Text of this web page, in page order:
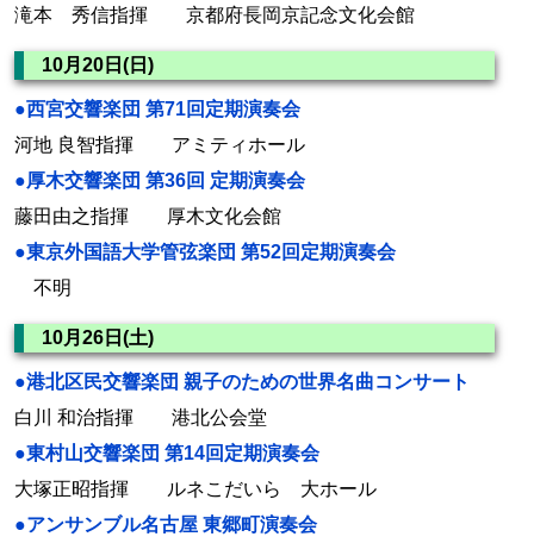
滝本 秀信指揮 京都府長岡京記念文化会館
10月20日(日)
●西宮交響楽団 第71回定期演奏会
河地 良智指揮 アミティホール
●厚木交響楽団 第36回 定期演奏会
藤田由之指揮 厚木文化会館
●東京外国語大学管弦楽団 第52回定期演奏会
不明
10月26日(土)
●港北区民交響楽団 親子のための世界名曲コンサート
白川 和治指揮 港北公会堂
●東村山交響楽団 第14回定期演奏会
大塚正昭指揮 ルネこだいら 大ホール
●アンサンブル名古屋 東郷町演奏会